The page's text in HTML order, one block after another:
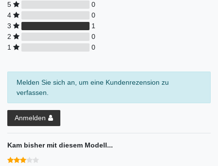
5
0
4
0
3
1
2
0
1
0
Melden Sie sich an, um eine Kundenrezension zu
verfassen.
Anmelden
Kam bisher mit diesem Modell...